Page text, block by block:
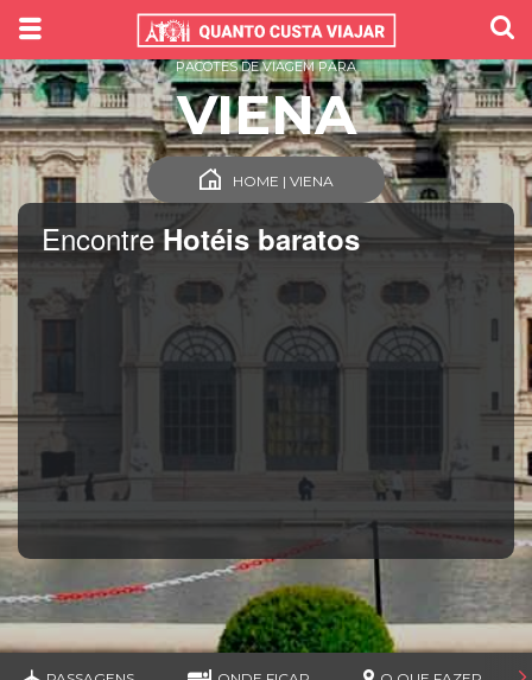
EncontreHotéis baratos
PACOTES DE VIAGEM PARA
VIENA
HOME | VIENA